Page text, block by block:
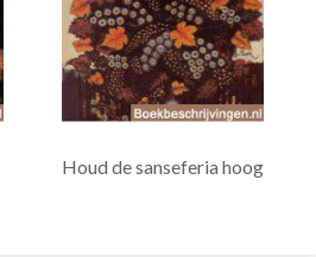
Houd de sanseferia hoog